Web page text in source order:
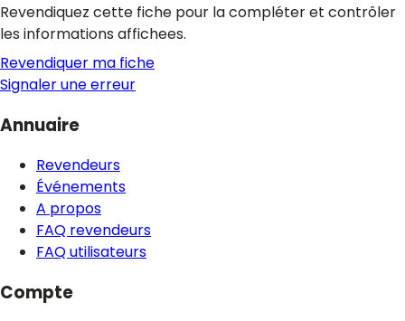
Revendiquez cette fiche pour la compléter et contrôler
les informations affichees.
Revendiquer ma fiche
Signaler une erreur
Annuaire
Revendeurs
Événements
A propos
FAQ revendeurs
FAQ utilisateurs
Compte